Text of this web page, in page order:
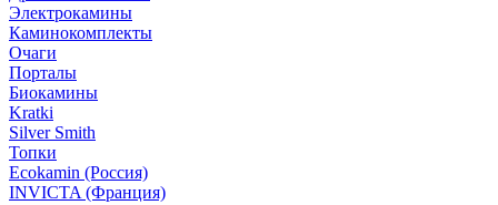
Электрокамины
Каминокомплекты
Очаги
Порталы
Биокамины
Kratki
Silver Smith
Топки
Ecokamin (Россия)
INVICTA (Франция)